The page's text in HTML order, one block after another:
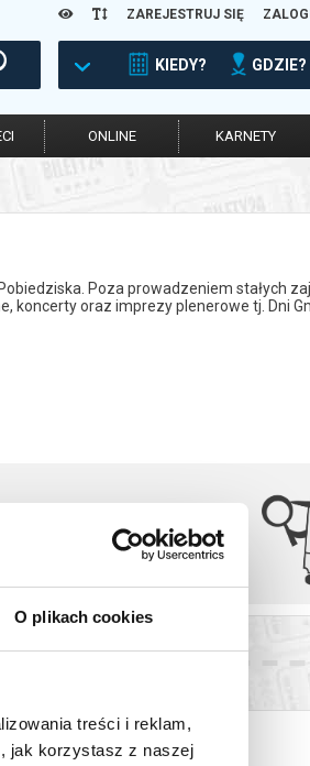
O plikach cookies
treści i reklam,
jak korzystasz z naszej
ZAREJESTRUJ SIĘ
KIEDY? GDZIE?
ONLINE KARNETY
Poza prowadzeniem stałych
koncerty oraz imprezy plenerowe tj. Dni